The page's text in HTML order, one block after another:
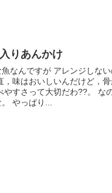
りあんかけ
なんですが アレンジしな
，味はおいしいんだけど，
やすさって大切だわ??。 な
やっぱり...